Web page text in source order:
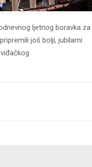
ljetnog boravka za
još bolji, jubilarni